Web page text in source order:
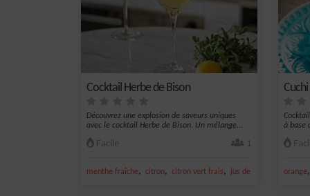
Cocktail Herbe de Bison
Découvrez une explosion de saveurs uniques
avec le cocktail Herbe de Bison. Un mélange...
Facile 1
menthe fraîche, citron, citron vert frais, jus de citron vert,vodka
à base
orange,